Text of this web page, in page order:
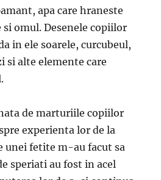
apa care hraneste
omul. Desenele copiilor
in ele soarele, curcubeul,
si alte elemente care
de marturiile copiilor
experienta lor de la
unei fetite m-au facut sa
speriati au fost in acel